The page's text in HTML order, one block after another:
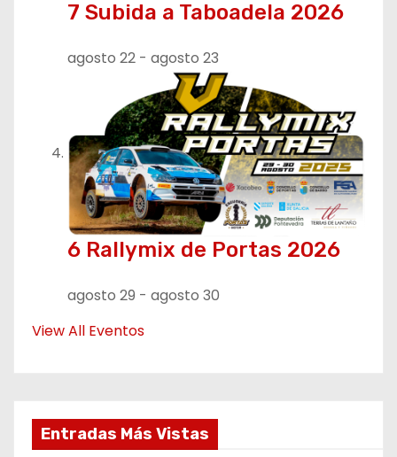
7 Subida a Taboadela 2026
agosto 22 - agosto 23
6 Rallymix de Portas 2026
agosto 29 - agosto 30
View All Eventos
Entradas Más Vistas